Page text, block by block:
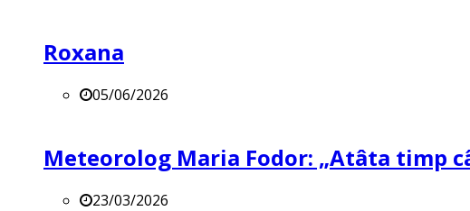
Roxana
05/06/2026
Meteorolog Maria Fodor: „Atâta timp
23/03/2026